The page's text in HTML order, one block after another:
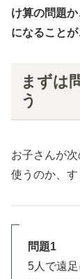
け算の問題
になることが
まずは
う
お子さんが
使うのか、す
問題1
5人で遠